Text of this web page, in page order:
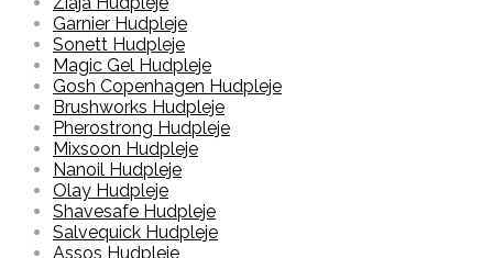
Garnier Hudpleje
Sonett Hudpleje
Magic Gel Hudpleje
Gosh Copenhagen Hudpleje
Brushworks Hudpleje
Pherostrong Hudpleje
Mixsoon Hudpleje
Nanoil Hudpleje
Olay Hudpleje
Shavesafe Hudpleje
Salvequick Hudpleje
Assos Hudpleje